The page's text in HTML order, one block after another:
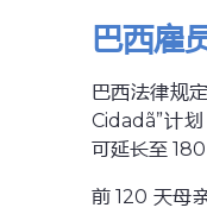
巴西雇
巴西法律规定
Cidadã”计
可延长至 180
前 120 天母